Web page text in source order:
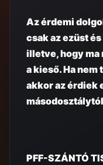
Az érdemi
csak az ezüst
illetve, hogy
a kieső. Ha
akkor az érdiek
PFF-SZÁNTÓ